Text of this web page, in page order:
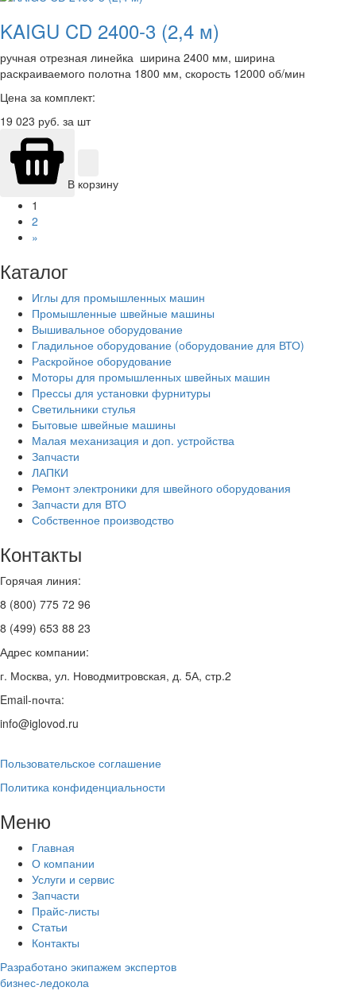
KAIGU CD 2400-3 (2,4 м)
ручная отрезная линейка ширина 2400 мм, ширина
раскраиваемого полотна 1800 мм, скорость 12000 об/мин
Цена за комплект:
19 023 руб. за шт
В корзину
1
2
»
Каталог
Иглы для промышленных машин
Промышленные швейные машины
Вышивальное оборудование
Гладильное оборудование (оборудование для ВТО)
Раскройное оборудование
Моторы для промышленных швейных машин
Прессы для установки фурнитуры
Светильники стулья
Бытовые швейные машины
Малая механизация и доп. устройства
Запчасти
ЛАПКИ
Ремонт электроники для швейного оборудования
Запчасти для ВТО
Собственное производство
Контакты
Горячая линия:
8 (800) 775 72 96
8 (499) 653 88 23
Адрес компании:
г. Москва, ул. Новодмитровская, д. 5А, стр.2
Email-почта:
info@iglovod.ru
Пользовательское соглашение
Политика конфиденциальности
Меню
Главная
О компании
Услуги и сервис
Запчасти
Прайс-листы
Статьи
Контакты
Разработано экипажем экспертов
бизнес-ледокола